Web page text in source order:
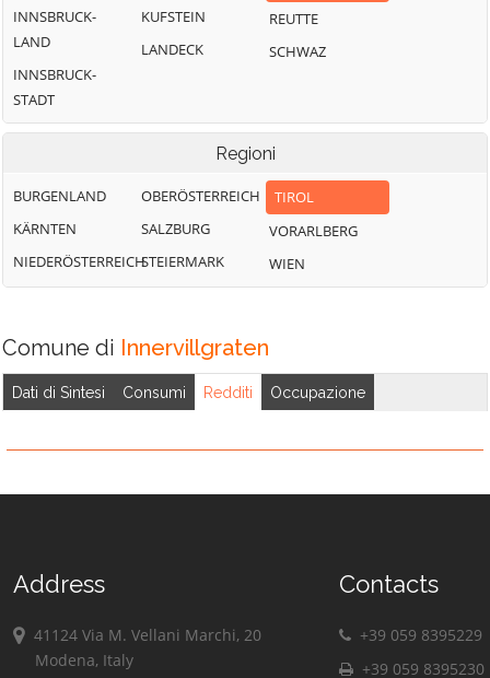
Virgen
INNSBRUCK-
LAND
INNSBRUCK-
STADT
KUFSTEIN
LANDECK
REUTTE
SCHWAZ
Regioni
BURGENLAND
KÄRNTEN
NIEDERÖSTERREICH
OBERÖSTERREICH
SALZBURG
STEIERMARK
TIROL
VORARLBERG
WIEN
Comune di Innervillgraten
Dati di Sintesi Consumi Redditi Occupazione
Address
41124 Via M. Vellani Marchi, 20
Modena, Italy
Contacts
+39 059 8395229
+39 059 8395230